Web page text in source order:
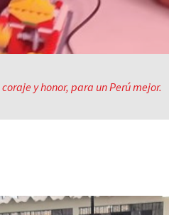
y honor, para un Perú mejor.